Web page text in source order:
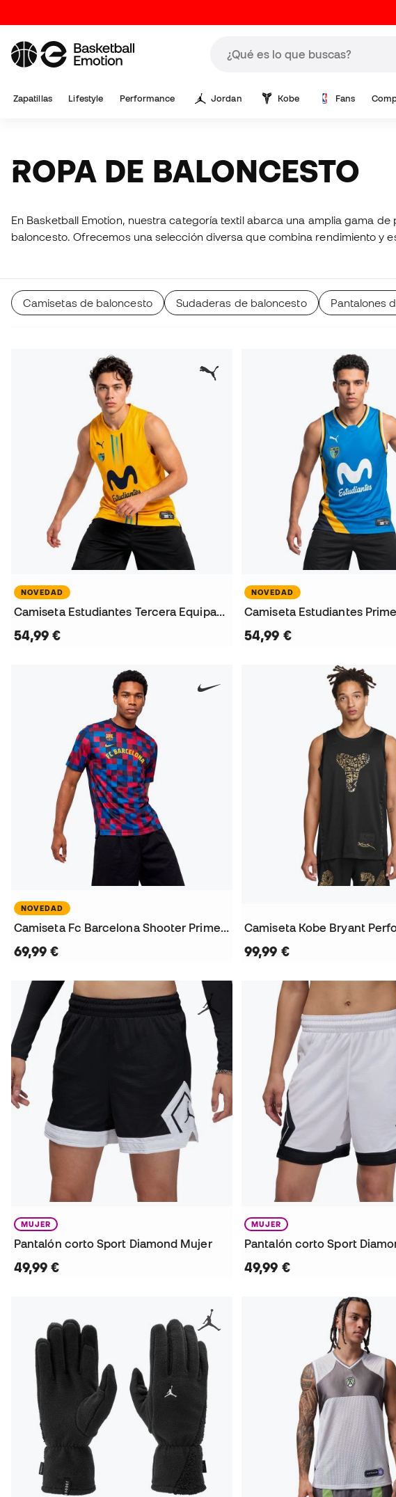
Zapatillas Lifestyle Performance Jordan Kobe Fans
ROPA DE BALONCESTO
En Basketball Emotion, nuestra categoría textil abarca una amplia gama
baloncesto. Ofrecemos una selección diversa que combina rendimiento y
Camisetas de baloncesto Sudaderas de baloncesto Pantalones
NOVEDAD
Camiseta Estudiantes Tercera Equipación 2026-2027
54,99 €
NOVEDAD
54,99 €
NOVEDAD
Camiseta Fc Barcelona Shooter Primera Equipación 2026-2027
69,99 € 99,99 €
MUJER
Pantalón corto Sport Diamond Mujer
49,99 €
MUJER
Pantalón corto Sport
49,99 €